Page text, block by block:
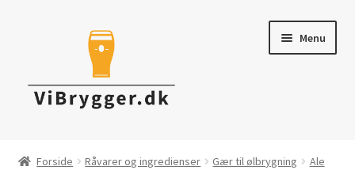
Menu
Forside Råvarer og ingredienser Gær til ølbrygning
Ale